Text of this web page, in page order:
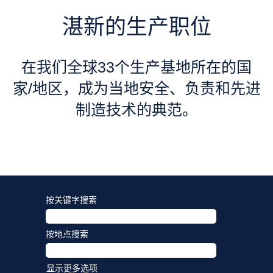
湛新的生产职位
在我们全球33个生产基地所在的国
家/地区，成为当地安全、负责和先进
制造技术的典范。
按关键字搜索
按地点搜索
显示更多选项